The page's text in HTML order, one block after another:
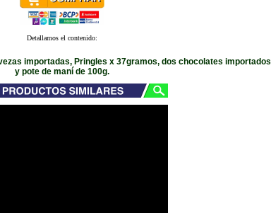
Detallamos el contenido:
importadas, Pringles x 37gramos, dos chocolates importados
y pote de maní de 100g.